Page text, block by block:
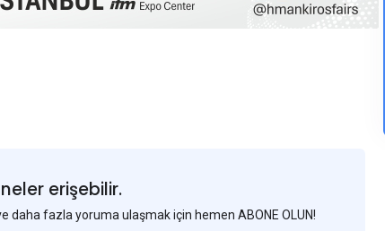
erişebilir.
daha fazla yoruma ulaşmak için hemen ABONE OLUN!